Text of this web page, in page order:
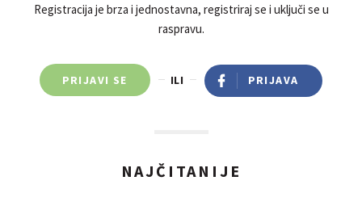
Registracija je brza i jednostavna, registriraj se i uključi se u
raspravu.
PRIJAVI SE ILI PRIJAVA
NAJČITANIJE